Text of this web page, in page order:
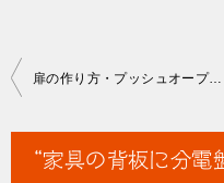
投
扉の作り方・プッシュオープンラッチ式観音開き扉の動作
“家具の背板に分電